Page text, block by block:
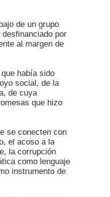
de un grupo
por
al margen de
había sido
social, de la
de cuya
que hizo
se conecten con
el acoso a la
la corrupción
como lenguaje
instrumento de